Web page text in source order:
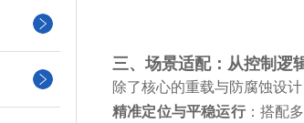
三、场景适配：从控制逻
除了核心的重载与防腐蚀设
精准定位与平稳运行：搭配